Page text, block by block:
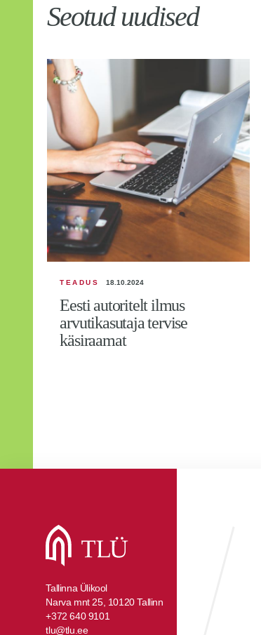
Seotud uudised
TEADUS 18.10.2024
Eesti autoritelt ilmus
arvutikasutaja tervise
käsiraamat
Tallinna Ülikool
Narva mnt 25, 10120 Tallinn
+372 640 9101
tlu@tlu.ee